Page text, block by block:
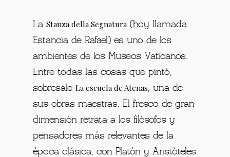
LaStanza della Segnatura(hoy llamada
Estancia de Rafael) es uno de los
ambientes de los Museos Vaticanos.
Entre todas las cosas que pintó,
sobresaleLa escuela de Atenas, una de
sus obras maestras. El fresco de gran
dimensión retrata a los filósofos y
pensadores más relevantes de la
época clásica, con Platón y Aristóteles